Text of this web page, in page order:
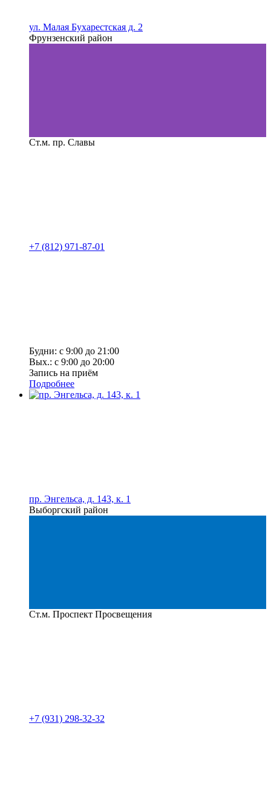
ул. Малая Бухарестская д. 2
Фрунзенский район
Ст.м. пр. Славы
+7 (812) 971-87-01
Будни: с 9:00 до 21:00
Вых.: с 9:00 до 20:00
Запись на приём
Подробнее
пр. Энгельса, д. 143, к. 1
Выборгский район
Ст.м. Проспект Просвещения
+7 (931) 298-32-32